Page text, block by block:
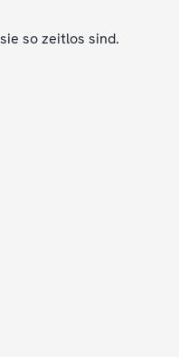
so zeitlos sind.